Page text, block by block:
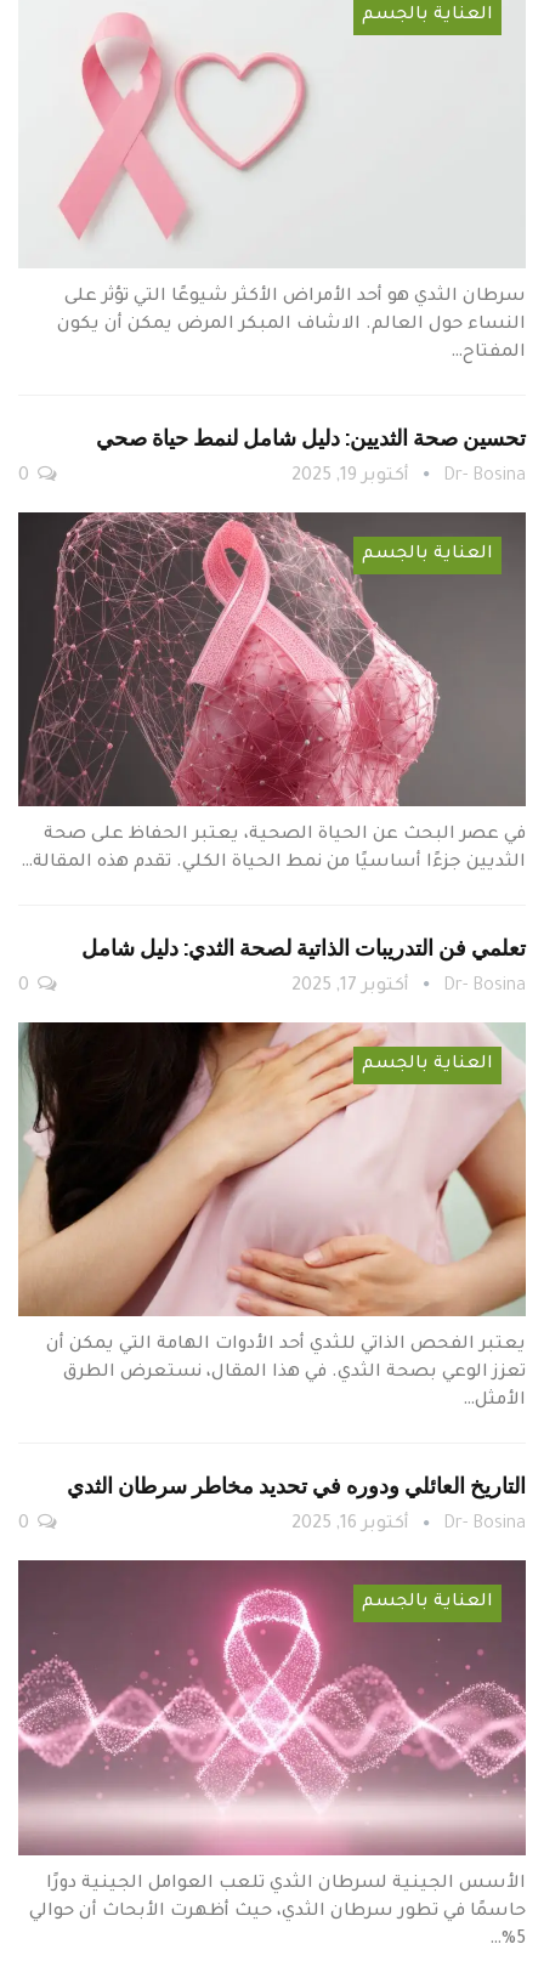
العناية بالجسم
سرطان الثدي هو أحد الأمراض الأكثر شيوعًا التي تؤثر على
النساء حول العالم. الاشاف المبكر المرض يمكن أن يكون
المفتاح…
تحسين صحة الثديين: دليل شامل لنمط حياة صحي
Dr- Bosina أكتوبر 19, 2025
العناية بالجسم
في عصر البحث عن الحياة الصحية، يعتبر الحفاظ على صحة
الثديين جزءًا أساسيًا من نمط الحياة الكلي. تقدم هذه المقالة…
تعلمي فن التدريبات الذاتية لصحة الثدي: دليل شامل
Dr- Bosina أكتوبر 17, 2025
العناية بالجسم
يعتبر الفحص الذاتي للثدي أحد الأدوات الهامة التي يمكن أن
تعزز الوعي بصحة الثدي. في هذا المقال، نستعرض الطرق
الأمثل…
التاريخ العائلي ودوره في تحديد مخاطر سرطان الثدي
Dr- Bosina أكتوبر 16, 2025
العناية بالجسم
الأسس الجينية لسرطان الثدي تلعب العوامل الجينية دورًا
حاسمًا في تطور سرطان الثدي، حيث أظهرت الأبحاث أن حوالي
5%…